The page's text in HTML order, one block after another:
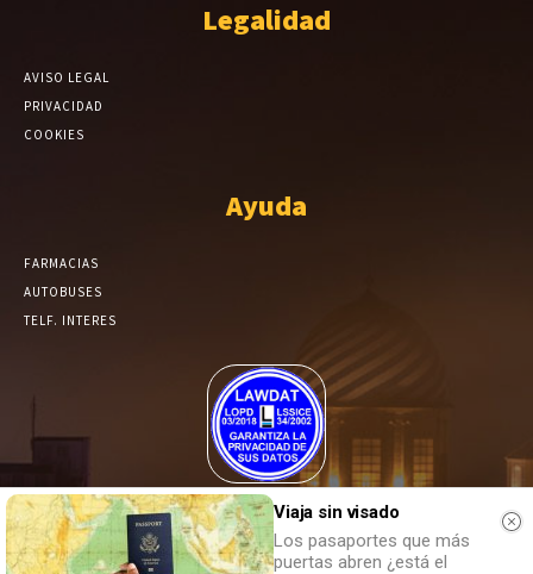
Legalidad
AVISO LEGAL
PRIVACIDAD
COOKIES
Ayuda
FARMACIAS
AUTOBUSES
TELF. INTERES
El Periódico de Yecla alcanza un grado más de compromiso en el
tratamiento de sus datos.
Viaja sin visado
Los pasaportes que más
puertas abren ¿está el